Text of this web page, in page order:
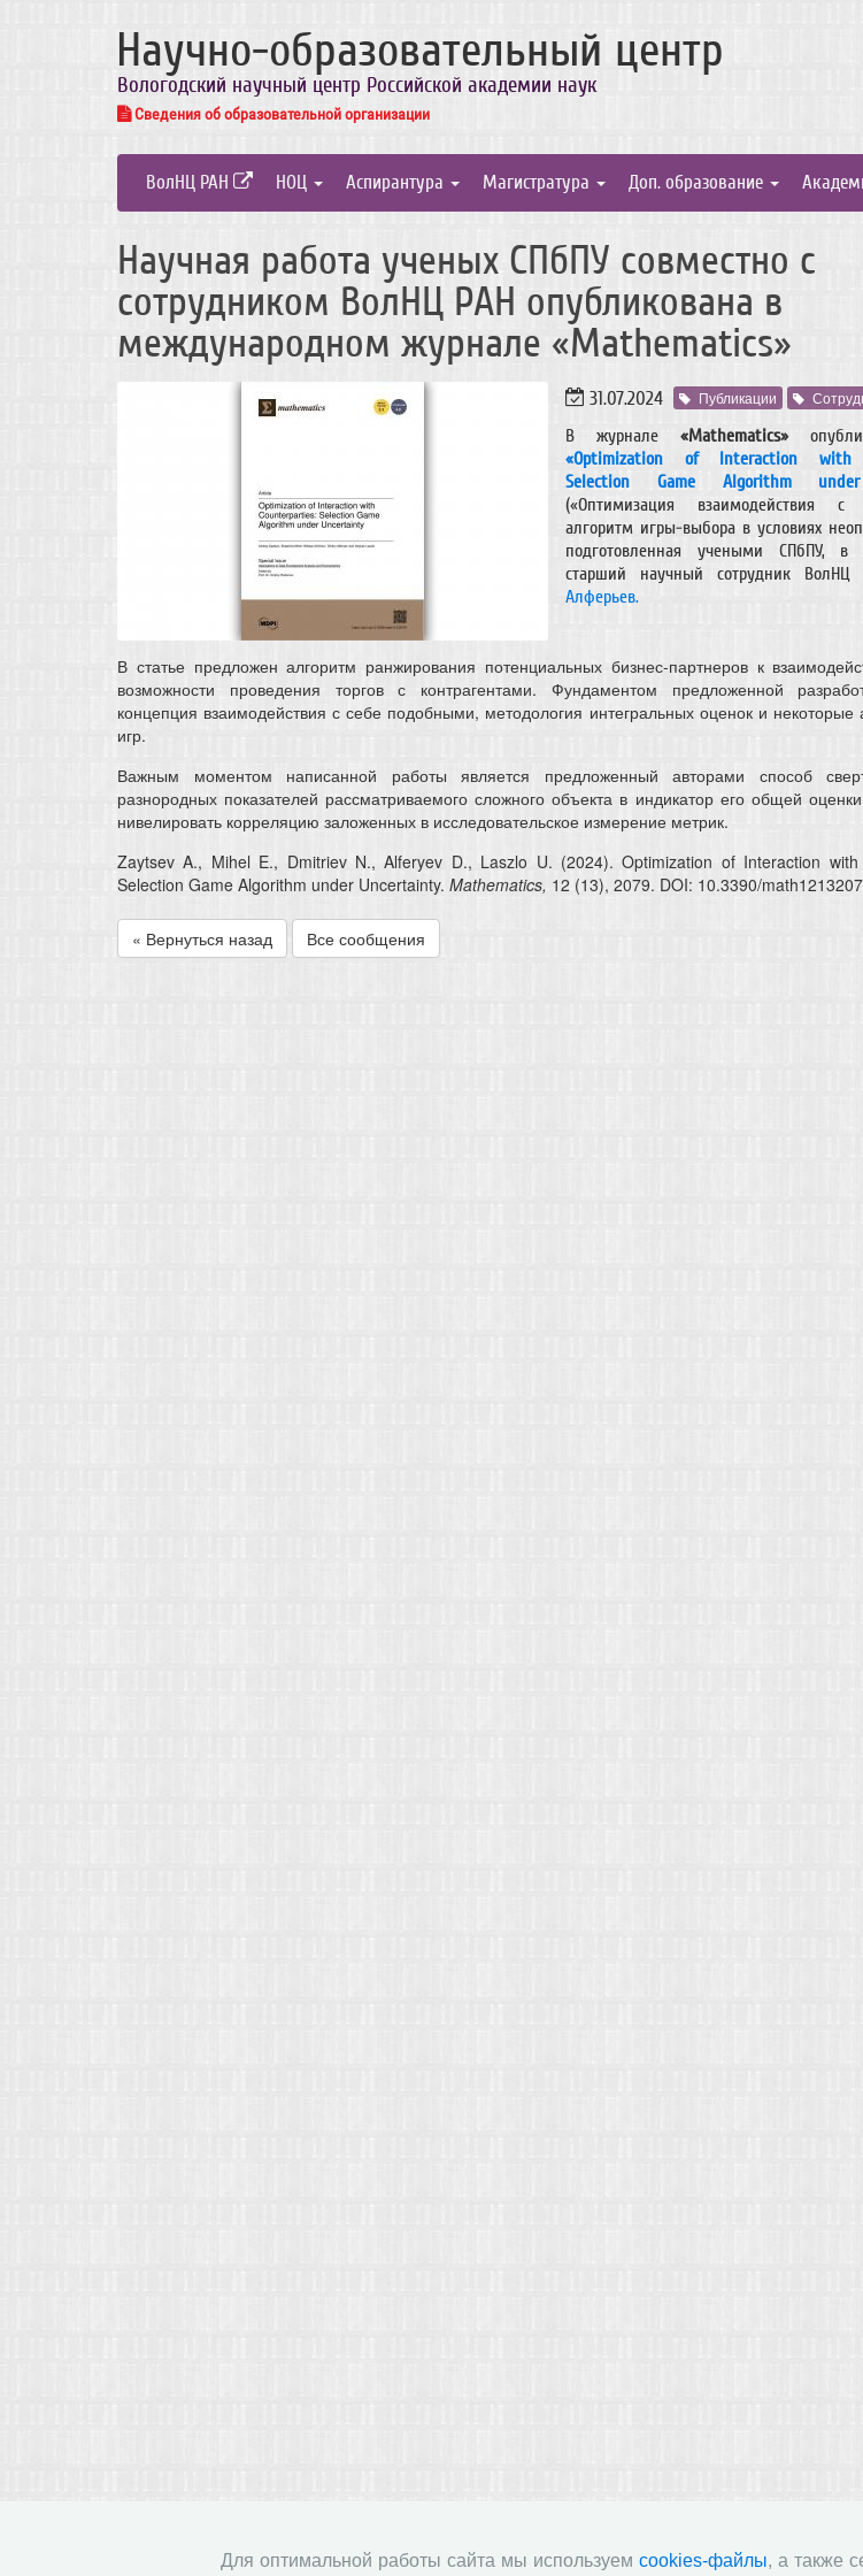
Научно-образовательный центр
Вологодский научный центр Российской академии наук
Сведения об образовательной организации
ВолНЦ РАН НОЦ Аспирантура Магистратура Доп. образование
Научная работа ученых СПбПУ совместно с
сотрудником ВолНЦ РАН опубликована в
международном журнале «Mathematics»
31.07.2024 Публикации
В журнале «Mathematics»
«Optimization of Interaction with
Selection Game Algorithm
(«Оптимизация взаимодействия с
алгоритм игры-выбора в условиях
подготовленная учеными СПбПУ, в
старший научный сотрудник
Алферьев.
В статье предложен алгоритм ранжирования потенциальных бизнес-партнеров к
возможности проведения торгов с контрагентами. Фундаментом предложенной
концепция взаимодействия с себе подобными, методология интегральных оценок и некоторые
игр.
Важным моментом написанной работы является предложенный авторами способ
разнородных показателей рассматриваемого сложного объекта в индикатор его общей
нивелировать корреляцию заложенных в исследовательское измерение метрик.
Zaytsev A., Mihel E., Dmitriev N., Alferyev D., Laszlo U. (2024). Optimization of Interaction with
Selection Game Algorithm under Uncertainty. Mathematics, 12 (13), 2079. DOI: 10.3390/
« Вернуться назад Все сообщения
Для оптимальной работы сайта мы используем cookies-файлы, а также